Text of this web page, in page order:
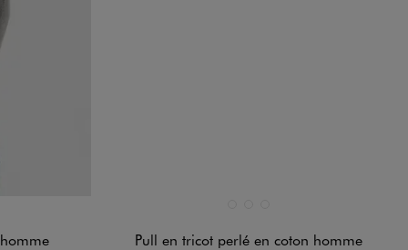
Pull en tricot perlé en coton homme